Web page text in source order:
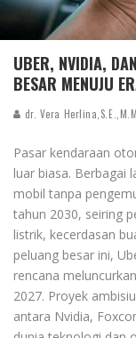
UBER, NVIDIA,
BESAR MENUJU
dr. Vera Herlina,S.E.,M.M.
Pasar kendaraan
luar biasa. Berbagai
mobil tanpa
tahun 2030, seiring
listrik, kecerdasan
peluang besar ini,
rencana
2027. Proyek
antara Nvidia,